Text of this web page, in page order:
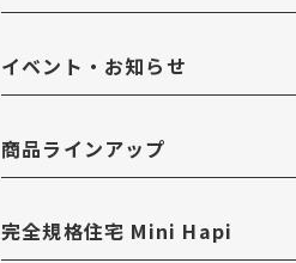
イベント・お知らせ
商品ラインアップ
完全規格住宅 Mini Hapi